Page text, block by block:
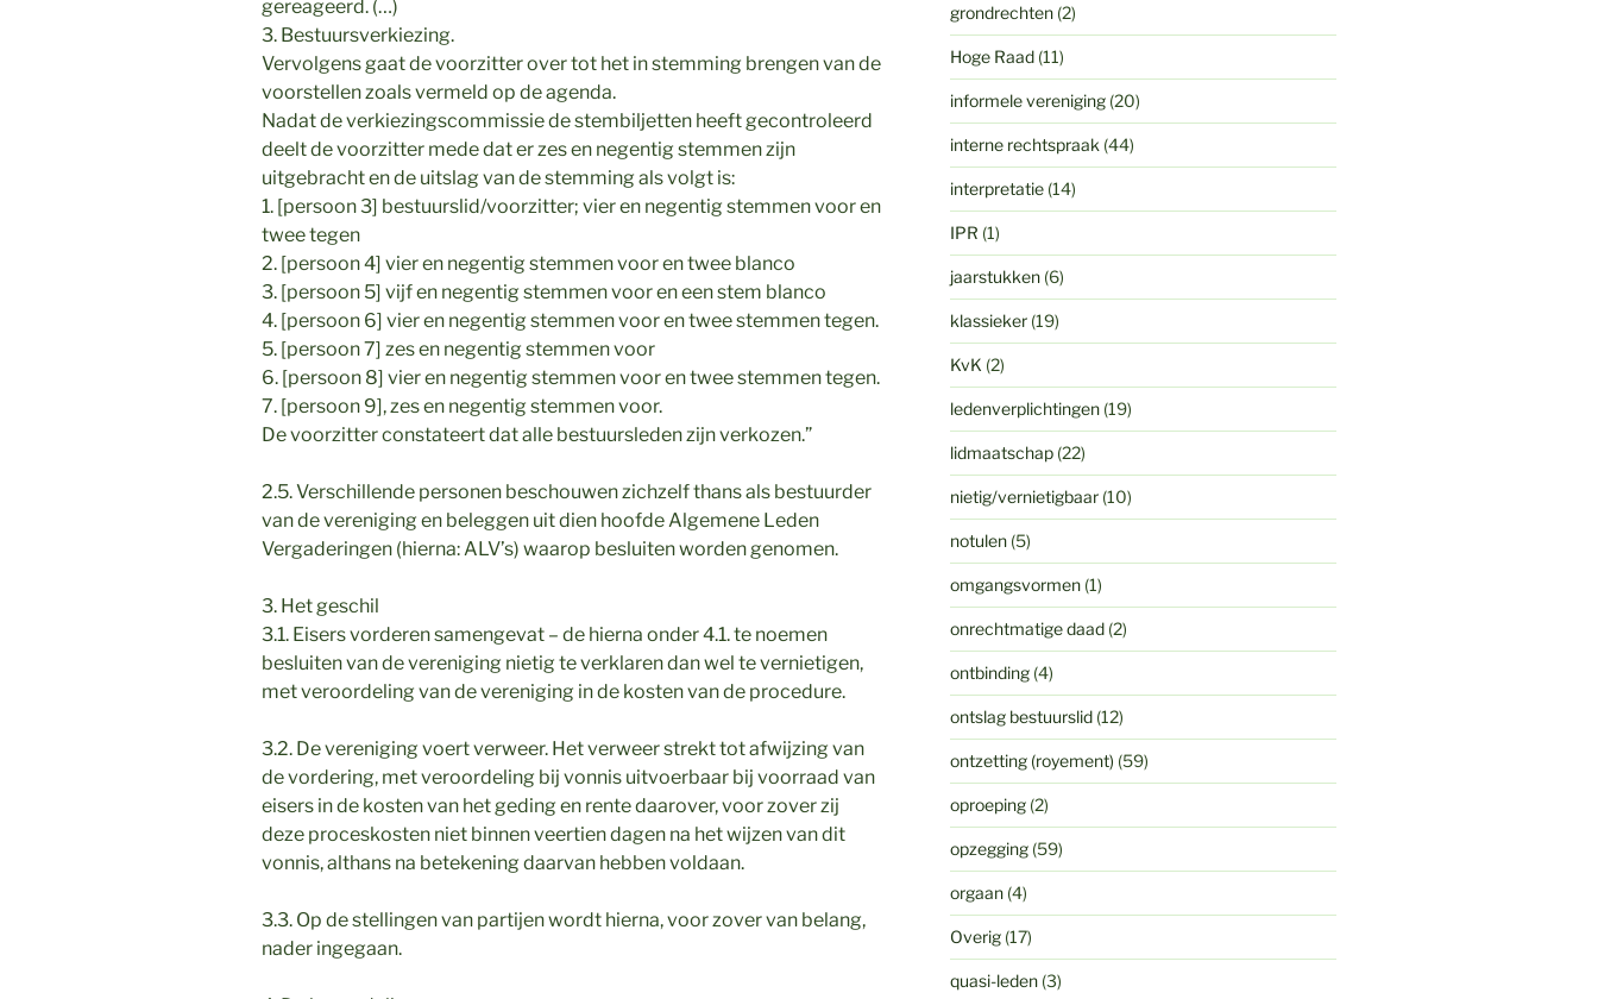
gereageerd. (…)
3. Bestuursverkiezing.
Vervolgens gaat de voorzitter over tot het in stemming brengen van de
voorstellen zoals vermeld op de agenda.
Nadat de verkiezingscommissie de stembiljetten heeft gecontroleerd
deelt de voorzitter mede dat er zes en negentig stemmen zijn
uitgebracht en de uitslag van de stemming als volgt is:
1. [persoon 3] bestuurslid/voorzitter; vier en negentig stemmen voor en
twee tegen
2. [persoon 4] vier en negentig stemmen voor en twee blanco
3. [persoon 5] vijf en negentig stemmen voor en een stem blanco
4. [persoon 6] vier en negentig stemmen voor en twee stemmen tegen.
5. [persoon 7] zes en negentig stemmen voor
6. [persoon 8] vier en negentig stemmen voor en twee stemmen tegen.
7. [persoon 9], zes en negentig stemmen voor.
De voorzitter constateert dat alle bestuursleden zijn verkozen.”
2.5. Verschillende personen beschouwen zichzelf thans als bestuurder
van de vereniging en beleggen uit dien hoofde Algemene Leden
Vergaderingen (hierna: ALV’s) waarop besluiten worden genomen.
3. Het geschil
3.1. Eisers vorderen samengevat – de hierna onder 4.1. te noemen
besluiten van de vereniging nietig te verklaren dan wel te vernietigen,
met veroordeling van de vereniging in de kosten van de procedure.
3.2. De vereniging voert verweer. Het verweer strekt tot afwijzing van
de vordering, met veroordeling bij vonnis uitvoerbaar bij voorraad van
eisers in de kosten van het geding en rente daarover, voor zover zij
deze proceskosten niet binnen veertien dagen na het wijzen van dit
vonnis, althans na betekening daarvan hebben voldaan.
3.3. Op de stellingen van partijen wordt hierna, voor zover van belang,
nader ingegaan.
grondrechten(2)
Hoge Raad(11)
informele vereniging(20)
interne rechtspraak (44)
interpretatie(14)
IPR (1)
jaarstukken(6)
klassieker(19)
KvK (2)
ledenverplichtingen(19)
lidmaatschap(22)
nietig/vernietigbaar(10)
notulen(5)
omgangsvormen(1)
onrechtmatige daad(2)
ontbinding(4)
ontslag bestuurslid(12)
ontzetting (royement) (59)
oproeping(2)
opzegging(59)
orgaan(4)
Overig(17)
quasi-leden(3)